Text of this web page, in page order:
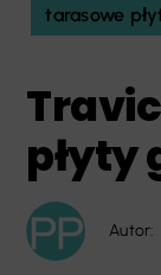
tarasowe
płyty
Autor: